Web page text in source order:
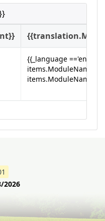
{{_language =='en-us' ?
items.ModuleNameEn
items.ModuleNameHi
2026